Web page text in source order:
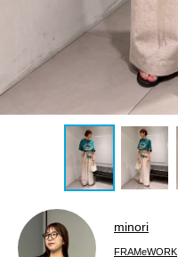
minori
FRAMeWORK